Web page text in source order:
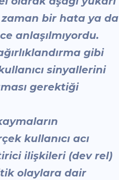
bir hata ya da
anlaşılmıyordu.
gibi
sinyallerini
gerektiği
kullanıcı acı
ilişkileri (dev rel)
olaylara dair